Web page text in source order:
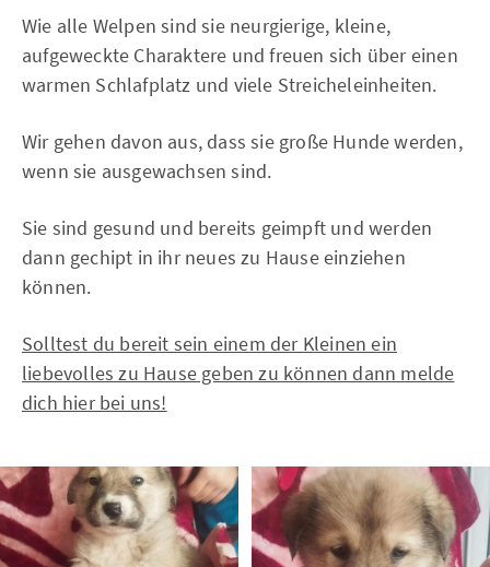
Wie alle Welpen sind sie neurgierige, kleine,
aufgeweckte Charaktere und freuen sich über einen
warmen Schlafplatz und viele Streicheleinheiten.
Wir gehen davon aus, dass sie große Hunde werden,
wenn sie ausgewachsen sind.
Sie sind gesund und bereits geimpft und werden
dann gechipt in ihr neues zu Hause einziehen
können.
Solltest du bereit sein einem der Kleinen ein
liebevolles zu Hause geben zu können dann melde
dich hier bei uns!